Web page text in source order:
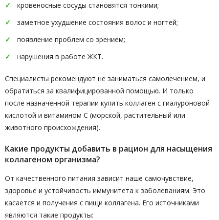
кровеносные сосуды становятся тонкими;
заметное ухудшение состояния волос и ногтей;
появление проблем со зрением;
нарушения в работе ЖКТ.
Специалисты рекомендуют не заниматься самолечением, и
обратиться за квалифицированной помощью. И только
после назначенной терапии купить коллаген с гиалуроновой
кислотой и витамином C (морской, растительный или
животного происхождения).
Какие продукты добавить в рацион для насыщения
коллагеном организма?
От качественного питания зависит наше самочувствие,
здоровье и устойчивость иммунитета к заболеваниям. Это
касается и получения с пищи коллагена. Его источниками
являются такие продукты: